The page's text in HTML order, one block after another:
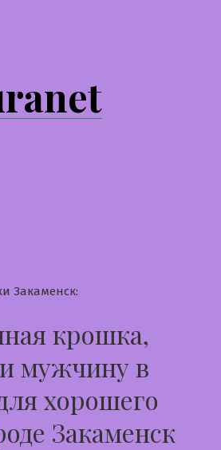
Закаменск:
крошка,
мужчину в
хорошего
Закаменск